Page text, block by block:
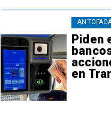
Piden
en